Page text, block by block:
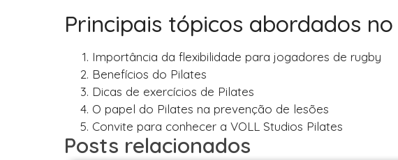
Principais tópicos abordados
Importância da flexibilidade para jogadores de rugby
Benefícios do Pilates
Dicas de exercícios de Pilates
O papel do Pilates na prevenção de lesões
Convite para conhecer a VOLL Studios Pilates
Posts relacionados